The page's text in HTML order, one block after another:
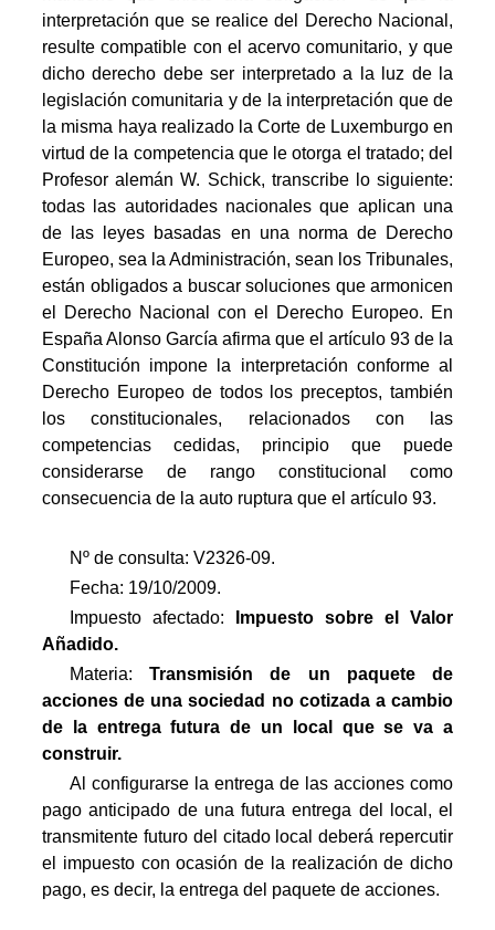
interpretación que se realice del Derecho Nacional,
resulte compatible con el acervo comunitario, y que
dicho derecho debe ser interpretado a la luz de la
legislación comunitaria y de la interpretación que de
la misma haya realizado la Corte de Luxemburgo en
virtud de la competencia que le otorga el tratado; del
Profesor alemán W. Schick, transcribe lo siguiente:
todas las autoridades nacionales que aplican una
de las leyes basadas en una norma de Derecho
Europeo, sea la Administración, sean los Tribunales,
están obligados a buscar soluciones que armonicen
el Derecho Nacional con el Derecho Europeo. En
España Alonso García afirma que el artículo 93 de la
Constitución impone la interpretación conforme al
Derecho Europeo de todos los preceptos, también
los constitucionales, relacionados con las
competencias cedidas, principio que puede
considerarse de rango constitucional como
consecuencia de la auto ruptura que el artículo 93.
Nº de consulta: V2326-09.
Fecha: 19/10/2009.
Impuesto afectado:
Impuesto sobre el Valor
Añadido.
Materia:Transmisión de un paquete de
acciones de una sociedad no cotizada a cambio
de la entrega futura de un local que se va a
construir.
Al configurarse la entrega de las acciones como
pago anticipado de una futura entrega del local, el
transmitente futuro del citado local deberá repercutir
el impuesto con ocasión de la realización de dicho
pago, es decir, la entrega del paquete de acciones.